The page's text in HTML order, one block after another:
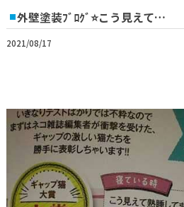
外壁塗装ﾌﾞﾛｸﾞ⭐こう見えて…
2021/08/17